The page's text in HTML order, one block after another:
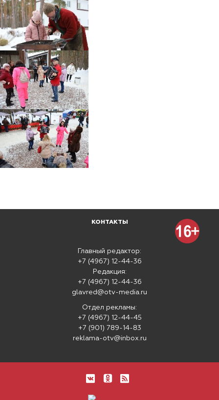
КОНТАКТЫ
Главный редактор:
+7 (4967) 12-44-36
Редакция:
+7 (4967) 12-44-36
glavred@otv-media.ru
Отдел рекламы:
+7 (4967) 12-44-45
+7 (901) 789-14-83
reklama-otv@inbox.ru